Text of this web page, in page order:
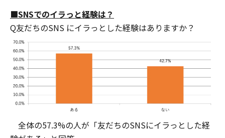
■SNSでのイラっと経験は？
Q友だちのSNS にイラっとした経験はありますか？
全体の57.3%の人が「友だちのSNSにイラっとした経